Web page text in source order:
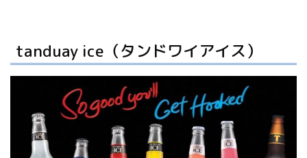
tanduay ice（タンドワイアイス）